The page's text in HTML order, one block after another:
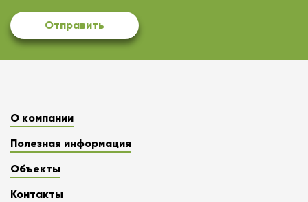
Отправить
О компании
Полезная информация
Объекты
Контакты